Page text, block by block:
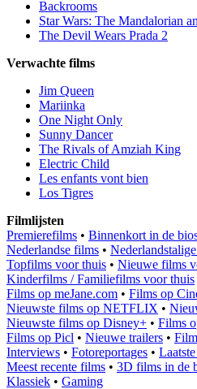
Backrooms
Star Wars: The Mandalorian
The Devil Wears Prada 2
Verwachte films
Jim Queen
Mariinka
One Night Only
Sunny Dancer
The Rivals of Amziah King
Electric Child
Les enfants vont bien
Los Tigres
Filmlijsten
Premierefilms • Binnenkort in de
Nederlandse films •
Topfilms voor thuis • Nieuwe films
Kinderfilms / Familiefilms voor thuis
Films op meJane.com • Films op
Nieuwste films op NETFLIX •
Nieuwste films op Disney+ • Films
Films op Picl • Nieuwe trailers •
Interviews • Fotoreportages •
Meest recente films • 3D films in de
Klassiek • Gaming